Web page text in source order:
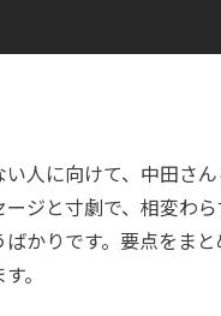
人に向けて、中田さ
ジと寸劇で、相変わ
かりです。要点をま
。